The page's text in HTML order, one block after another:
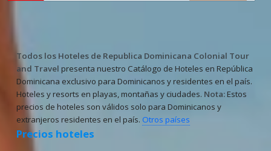
Todos los Hoteles de Republica Dominicana Colonial Tour
and Travel presenta nuestro Catálogo de Hoteles en República
Dominicana exclusivo para Dominicanos y residentes en el país.
Hoteles y resorts en playas, montañas y ciudades. Nota:Estos
precios de hoteles son válidos solo para Dominicanos y
extranjeros residentes en el país. Otros países
Precios hoteles